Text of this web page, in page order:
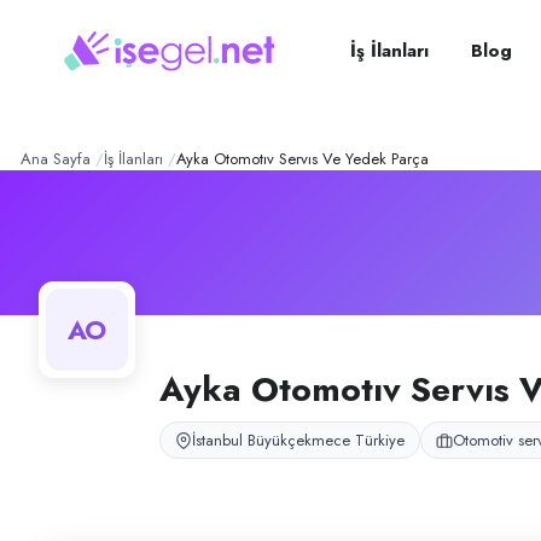
OTOMOTIV SERVIS
AYKA OTOMOTIV SERVIS VE YEDEK PARÇA, Büyükçekmece,
pozisyonlar İş İlanları Blog
Ana Sayfa İş İlanları Ayka Otomotıv Servıs Ve Yedek Parça
AO
Ayka Otomotıv Servıs
İstanbul Büyükçekmece Türkiye Otomotiv